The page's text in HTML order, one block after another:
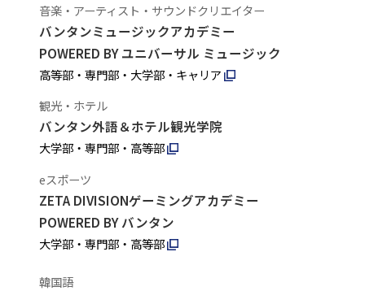
音楽・アーティスト・サウンドクリエイター
バンタンミュージックアカデミー
POWERED BY ユニバーサル ミュージック
高等部・専門部・大学部・キャリア
観光・ホテル
バンタン外語＆ホテル観光学院
大学部・専門部・高等部
eスポーツ
ZETA DIVISIONゲーミングアカデミー
POWERED BY バンタン
大学部・専門部・高等部
韓国語